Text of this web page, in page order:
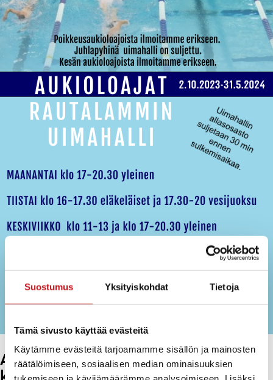
Suostumus Yksityiskohdat Tietoja
Tämä sivusto käyttää evästeitä
Käytämme evästeitä tarjoamamme sisällön ja mainosten
räätälöimiseen, sosiaalisen median ominaisuuksien
Arjen ilo ja tuki -hankkeen
kumppanuusilta 19.9.2023 klo 17-19